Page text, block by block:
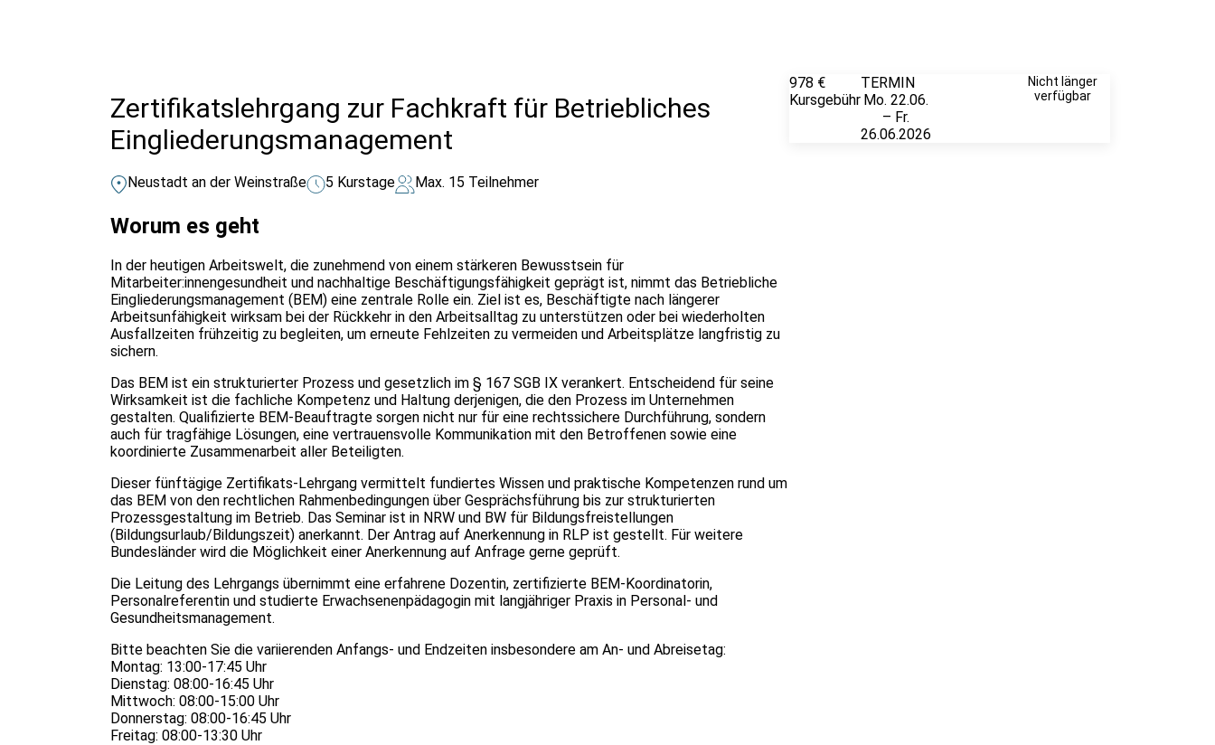
Zertifikatslehrgang zur Fachkraft für Betriebliches
Eingliederungsmanagement
Neustadt an der Weinstraße 5 Kurstage Max. 15 Teilnehmer
Worum es geht
In der heutigen Arbeitswelt, die zunehmend von einem stärkeren Bewusstsein für
Mitarbeiter:innengesundheit und nachhaltige Beschäftigungsfähigkeit geprägt ist, nimmt das Betriebliche
Eingliederungsmanagement (BEM) eine zentrale Rolle ein. Ziel ist es, Beschäftigte nach längerer
Arbeitsunfähigkeit wirksam bei der Rückkehr in den Arbeitsalltag zu unterstützen oder bei wiederholten
Ausfallzeiten frühzeitig zu begleiten, um erneute Fehlzeiten zu vermeiden und Arbeitsplätze langfristig zu
sichern.
Das BEM ist ein strukturierter Prozess und gesetzlich im § 167 SGB IX verankert. Entscheidend für seine
Wirksamkeit ist die fachliche Kompetenz und Haltung derjenigen, die den Prozess im Unternehmen
gestalten. Qualifizierte BEM-Beauftragte sorgen nicht nur für eine rechtssichere Durchführung, sondern
auch für tragfähige Lösungen, eine vertrauensvolle Kommunikation mit den Betroffenen sowie eine
koordinierte Zusammenarbeit aller Beteiligten.
Dieser fünftägige Zertifikats-Lehrgang vermittelt fundiertes Wissen und praktische Kompetenzen rund um
das BEM von den rechtlichen Rahmenbedingungen über Gesprächsführung bis zur strukturierten
Prozessgestaltung im Betrieb. Das Seminar ist in NRW und BW für Bildungsfreistellungen
(Bildungsurlaub/Bildungszeit) anerkannt. Der Antrag auf Anerkennung in RLP ist gestellt. Für weitere
Bundesländer wird die Möglichkeit einer Anerkennung auf Anfrage gerne geprüft.
Die Leitung des Lehrgangs übernimmt eine erfahrene Dozentin, zertifizierte BEM-Koordinatorin,
Personalreferentin und studierte Erwachsenenpädagogin mit langjähriger Praxis in Personal- und
Gesundheitsmanagement.
Bitte beachten Sie die variierenden Anfangs- und Endzeiten insbesondere am An- und Abreisetag:
Montag: 13:00-17:45 Uhr
Dienstag: 08:00-16:45 Uhr
Mittwoch: 08:00-15:00 Uhr
Donnerstag: 08:00-16:45 Uhr
Freitag: 08:00-13:30 Uhr
978 €
Kursgebühr
TERMIN
Mo. 22.06.
– Fr.
26.06.2026
Nicht länger
verfügbar